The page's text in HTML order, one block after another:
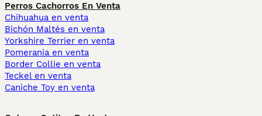
Perros Cachorros En Venta
Chihuahua en venta
Bichón Maltés en venta
Yorkshire Terrier en venta
Pomerania en venta
Border Collie en venta
Teckel en venta
Caniche Toy en venta